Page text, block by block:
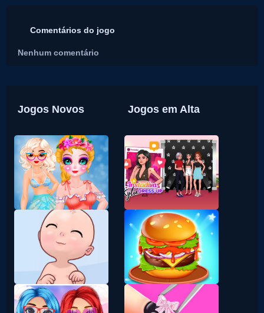
Comentários do jogo
Nenhum comentário
Jogos Novos Jogos em Alta